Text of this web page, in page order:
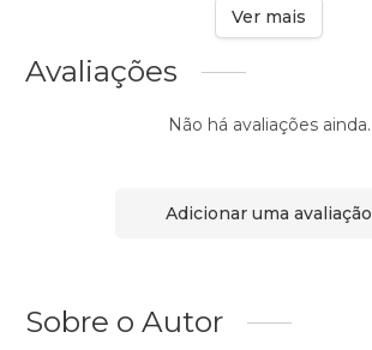
Ver mais
Avaliações
Não há avaliações ainda.
Adicionar uma avaliação
Sobre o Autor